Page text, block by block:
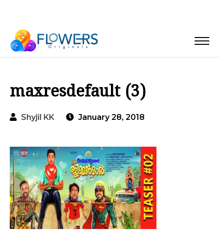
maxresdefault (3)
Shyjil KK January 28, 2018